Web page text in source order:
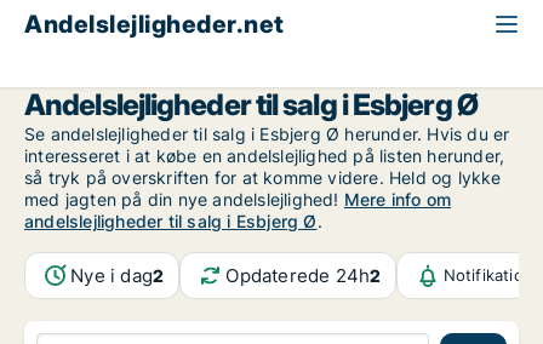
Andelslejligheder.net
Andelslejligheder til salg i Esbjerg Ø
Se andelslejligheder til salg i Esbjerg Ø herunder. Hvis du er
interesseret i at købe en andelslejlighed på listen herunder,
så tryk på overskriften for at komme videre. Held og lykke
med jagten på din nye andelslejlighed! Mere info om
andelslejligheder til salg i Esbjerg Ø.
Nye i dag2 Opdaterede 24h2